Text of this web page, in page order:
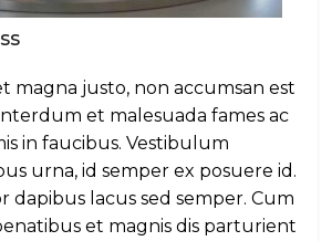
magna justo, non accumsan est
et malesuada fames ac
in faucibus. Vestibulum
urna, id semper ex posuere id.
lacus sed semper. Cum
et magnis dis parturient